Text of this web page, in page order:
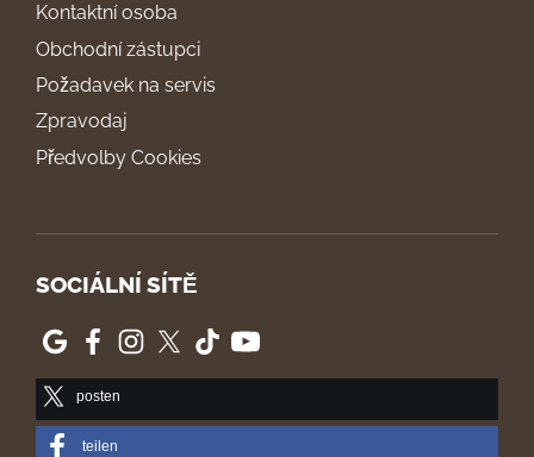
Kontaktní osoba
Obchodní zástupci
Požadavek na servis
Zpravodaj
Předvolby Cookies
SOCIÁLNÍ SÍTĚ
posten
teilen